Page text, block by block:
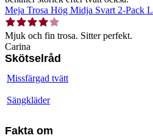
Meja Trosa Hög Midja Svart 2-Pack L
Mjuk och fin trosa. Sitter perfekt.
Carina
Skötselråd
Missfärgad tvätt
Sängkläder
Fakta om